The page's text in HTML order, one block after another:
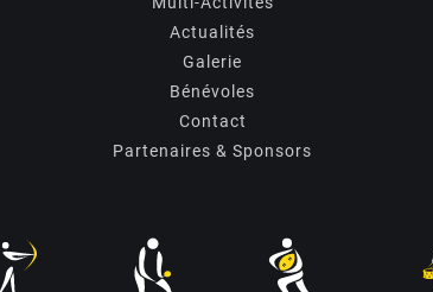
Actualités
Galerie
Bénévoles
Contact
Partenaires & Sponsors